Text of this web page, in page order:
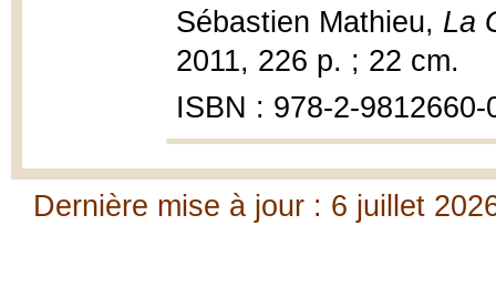
Sébastien Mathieu, La
2011, 226 p. ; 22 cm.
ISBN : 978-2-9812660-
Dernière mise à jour : 6 juillet